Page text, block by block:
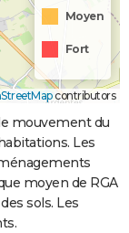
Moyen
Fort
contributors
mouvement du
Les
moyen de RGA
sols. Les